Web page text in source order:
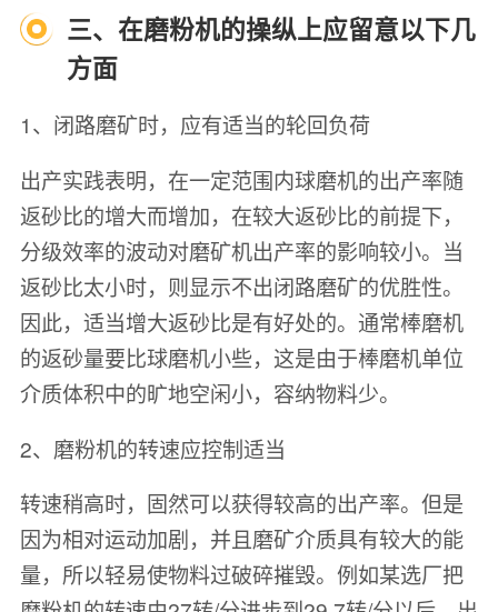
三、在磨粉机的操纵上应留意以下几
方面
1、闭路磨矿时，应有适当的轮回负荷
出产实践表明，在一定范围内球磨机的出产率随
返砂比的增大而增加，在较大返砂比的前提下，
分级效率的波动对磨矿机出产率的影响较小。当
返砂比太小时，则显示不出闭路磨矿的优胜性。
因此，适当增大返砂比是有好处的。通常棒磨机
的返砂量要比球磨机小些，这是由于棒磨机单位
介质体积中的旷地空闲小，容纳物料少。
2、磨粉机的转速应控制适当
转速稍高时，固然可以获得较高的出产率。但是
因为相对运动加剧，并且磨矿介质具有较大的能
量，所以轻易使物料过破碎摧毁。例如某选厂把